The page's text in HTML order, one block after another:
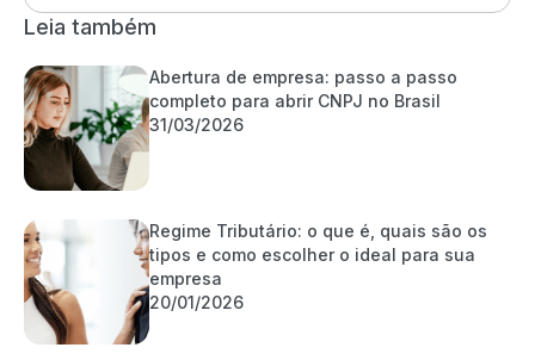
Leia também
Abertura de empresa: passo a passo
completo para abrir CNPJ no Brasil
31/03/2026
Regime Tributário: o que é, quais são os
tipos e como escolher o ideal para sua
empresa
20/01/2026